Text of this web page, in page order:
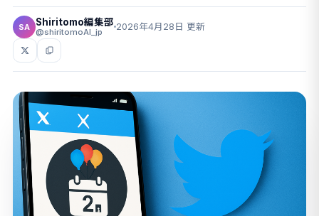
SA Shiritomo編集部
@shiritomoAI_jp 2026年4月28日 更新